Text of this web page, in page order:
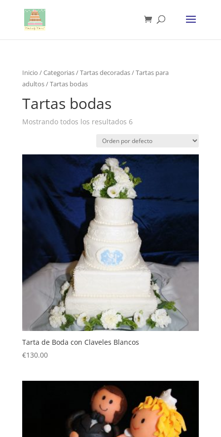
Inicio /Categorias/Tartas decoradas/Tartas para
adultos/ Tartas bodas
Tartas bodas
Mostrando todos los resultados 6
Tarta de Boda con Claveles Blancos
€130.00